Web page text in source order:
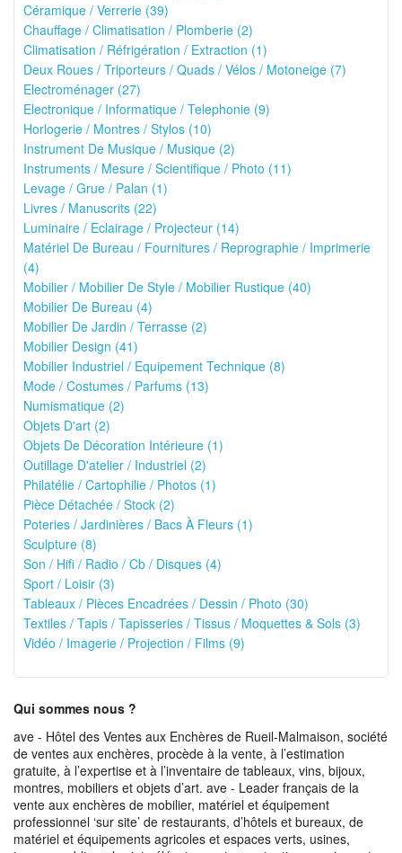
Céramique / Verrerie (39)
Chauffage / Climatisation / Plomberie (2)
Climatisation / Réfrigération / Extraction (1)
Deux Roues / Triporteurs / Quads / Vélos / Motoneige (7)
Electroménager (27)
Electronique / Informatique / Telephonie (9)
Horlogerie / Montres / Stylos (10)
Instrument De Musique / Musique (2)
Instruments / Mesure / Scientifique / Photo (11)
Levage / Grue / Palan (1)
Livres / Manuscrits (22)
Luminaire / Eclairage / Projecteur (14)
Matériel De Bureau / Fournitures / Reprographie / Imprimerie
(4)
Mobilier / Mobilier De Style / Mobilier Rustique (40)
Mobilier De Bureau (4)
Mobilier De Jardin / Terrasse (2)
Mobilier Design (41)
Mobilier Industriel / Equipement Technique (8)
Mode / Costumes / Parfums (13)
Numismatique (2)
Objets D'art (2)
Objets De Décoration Intérieure (1)
Outillage D'atelier / Industriel (2)
Philatélie / Cartophilie / Photos (1)
Pièce Détachée / Stock (2)
Poteries / Jardinières / Bacs À Fleurs (1)
Sculpture (8)
Son / Hifi / Radio / Cb / Disques (4)
Sport / Loisir (3)
Tableaux / Pièces Encadrées / Dessin / Photo (30)
Textiles / Tapis / Tapisseries / Tissus / Moquettes & Sols (3)
Vidéo / Imagerie / Projection / Films (9)
Qui sommes nous ?
ave - Hôtel des Ventes aux Enchères de Rueil-Malmaison, société
de ventes aux enchères, procède à la vente, à l’estimation
gratuite, à l’expertise et à l’inventaire de tableaux, vins, bijoux,
montres, mobiliers et objets d’art. ave - Leader français de la
vente aux enchères de mobilier, matériel et équipement
professionnel ‘sur site’ de restaurants, d’hôtels et bureaux, de
matériel et équipements agricoles et espaces verts, usines,